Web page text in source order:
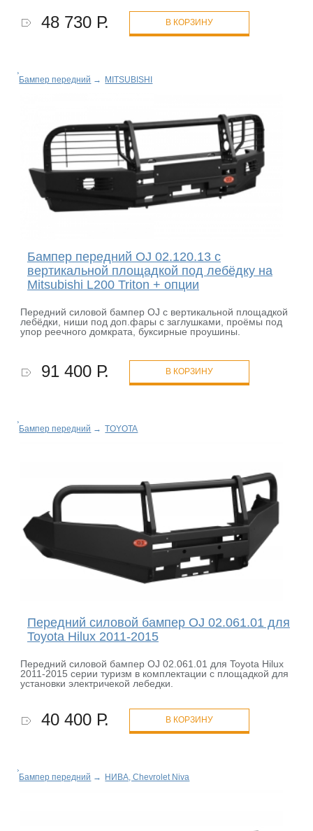
48 730 Р. В КОРЗИНУ
Бампер передний → MITSUBISHI
Бампер передний OJ 02.120.13 с
вертикальной площадкой под лебёдку на
Mitsubishi L200 Triton + опции
Передний силовой бампер OJ с вертикальной площадкой
лебёдки, ниши под доп.фары с заглушками, проёмы под
упор реечного домкрата, буксирные проушины.
91 400 Р. В КОРЗИНУ
Бампер передний → TOYOTA
Передний силовой бампер OJ 02.061.01 для
Toyota Hilux 2011-2015
Передний силовой бампер OJ 02.061.01 для Toyota Hilux
2011-2015 серии туризм в комплектации с площадкой для
установки электричекой лебедки.
40 400 Р. В КОРЗИНУ
Бампер передний → НИВА, Chevrolet Niva